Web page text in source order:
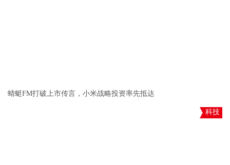
蜻蜓FM打破上市传言，小米战略投资率先抵达
科技